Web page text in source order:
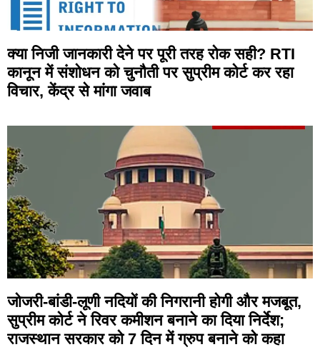
क्या निजी जानकारी देने पर पूरी तरह रोक सही? RTI
कानून में संशोधन को चुनौती पर सुप्रीम कोर्ट कर रहा
विचार, केंद्र से मांगा जवाब
जोजरी-बांडी-लूणी नदियों की निगरानी होगी और मजबूत,
सुप्रीम कोर्ट ने रिवर कमीशन बनाने का दिया निर्देश;
राजस्थान सरकार को 7 दिन में ग्रुप बनाने को कहा